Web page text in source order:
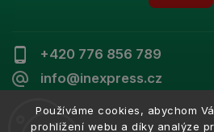
Používáme cookies, abychom
prohlížení webu a díky analýze
+420 776 856 789
info@inexpress.cz